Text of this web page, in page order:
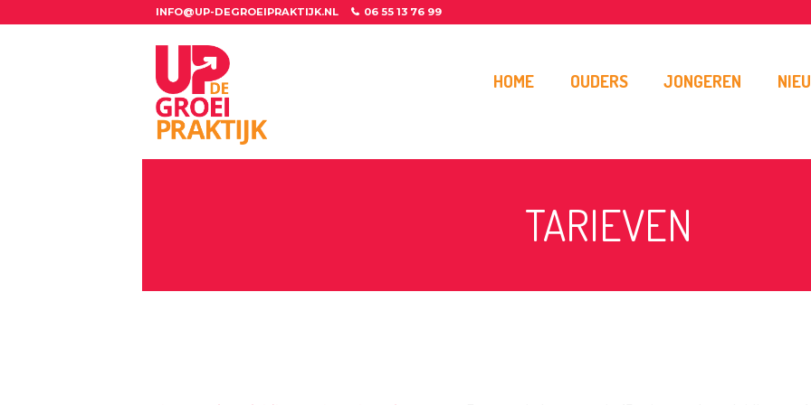
INFO@UP-DEGROEIPRAKTIJK.NL 06 55 13 76 99
HOME OUDERS JONGEREN
TARIEVEN